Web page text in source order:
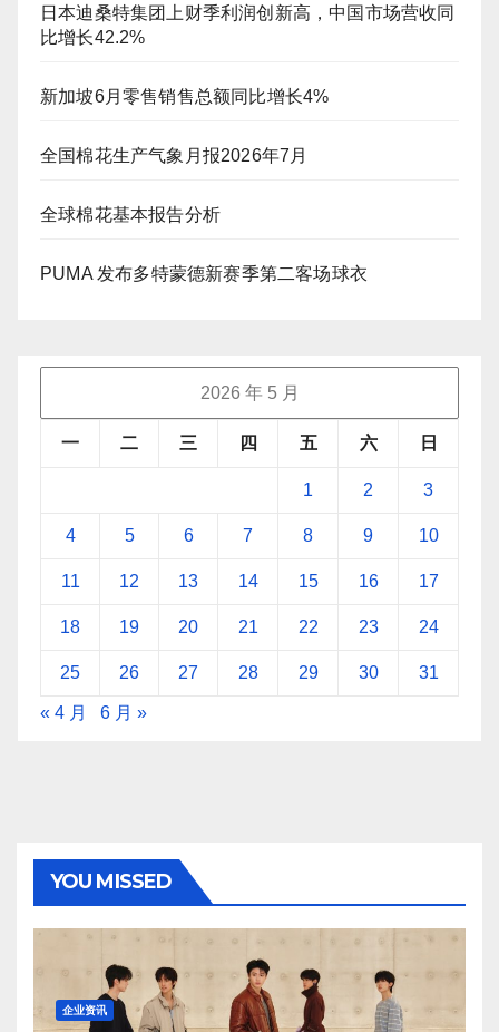
日本迪桑特集团上财季利润创新高，中国市场营收同
比增长42.2%
新加坡6月零售销售总额同比增长4%
全国棉花生产气象月报2026年7月
全球棉花基本报告分析
PUMA 发布多特蒙德新赛季第二客场球衣
2026 年 5 月
一 二 三 四 五 六 日
1 2 3
4 5 6 7 8 9 10
11 12 13 14 15 16 17
18 19 20 21 22 23 24
25 26 27 28 29 30 31
« 4 月 6 月 »
YOU MISSED
企业资讯